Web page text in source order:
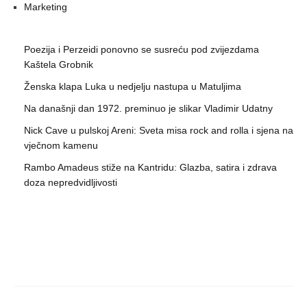
Marketing
Poezija i Perzeidi ponovno se susreću pod zvijezdama
Kaštela Grobnik
Ženska klapa Luka u nedjelju nastupa u Matuljima
Na današnji dan 1972. preminuo je slikar Vladimir Udatny
Nick Cave u pulskoj Areni: Sveta misa rock and rolla i sjena na
vječnom kamenu
Rambo Amadeus stiže na Kantridu: Glazba, satira i zdrava
doza nepredvidljivosti